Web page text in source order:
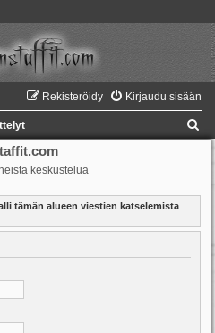
Kirjaudu sisään
Rekisteröidy
keskustelua
tämän alueen viestien katselemista